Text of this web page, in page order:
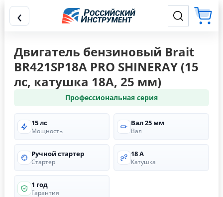
‹
Двигатель бензиновый Brait
BR421SP18A PRO SHINERAY (15
лс, катушка 18А, 25 мм)
Профессиональная серия
15 лс
Мощность
Вал 25 мм
Вал
Ручной стартер
Стартер
18 А
Катушка
1 год
Гарантия